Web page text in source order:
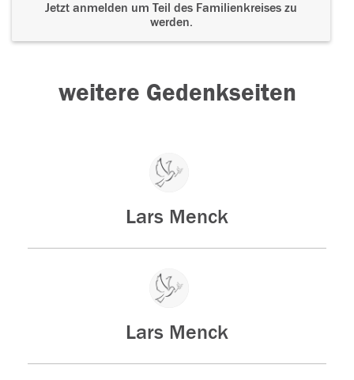
Jetzt anmelden um Teil des Familienkreises zu
werden.
weitere Gedenkseiten
Lars Menck
Lars Menck